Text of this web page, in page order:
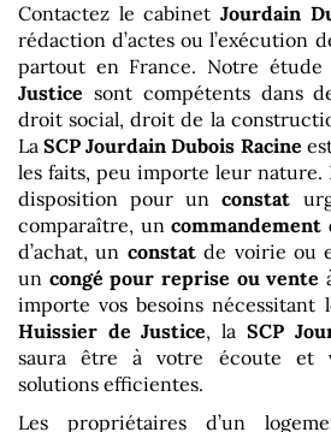
Contactez le cabinetJourdain
rédaction d’actes ou l’exécution
partout en France. Notre
Justice sont compétents dans
droit social, droit de la
LaSCP Jourdain Dubois Racine
les faits, peu importe leur nature.
disposition pour unconstat
comparaître, un commandement
d’achat, un constatde voirie ou
un congé pour reprise ou vente
importe vos besoins nécessitant
Huissier de Justice, la SCP
saura être à votre écoute et
solutions efficientes.
Les propriétaires d’un